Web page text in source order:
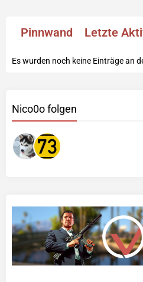
Pinnwand Letzte
Es wurden noch keine Einträge an
Nico0o folgen